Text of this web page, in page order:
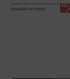
disponible en ebook: